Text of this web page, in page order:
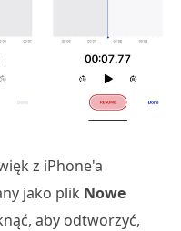
z iPhone'a
jako plik Nowe
aby odtworzyć,